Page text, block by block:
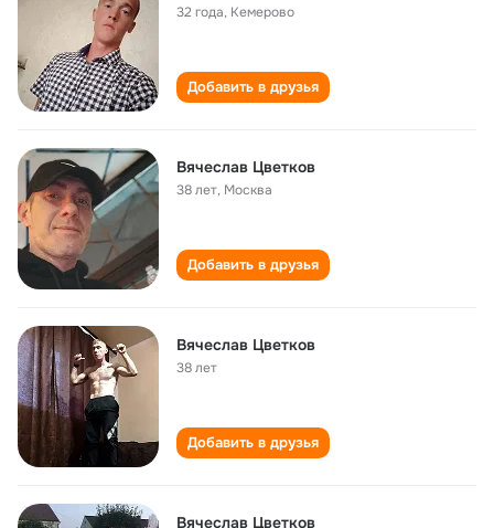
32 года, Кемерово
Добавить в друзья
Вячеслав Цветков
38 лет, Москва
Добавить в друзья
Вячеслав Цветков
38 лет
Добавить в друзья
Вячеслав Цветков